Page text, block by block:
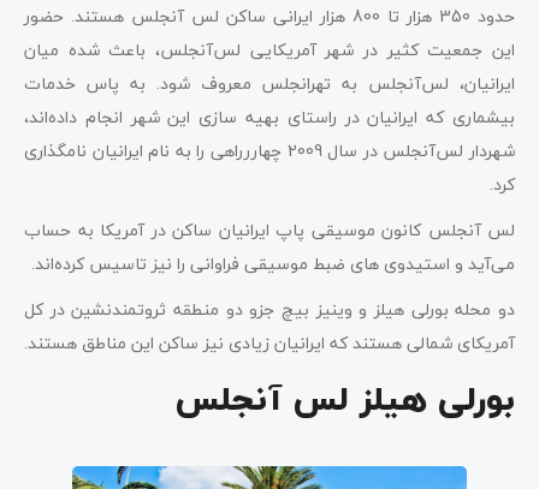
حدود 350 هزار تا 800 هزار ایرانی ساکن لس آنجلس هستند. حضور
این جمعیت کثیر در شهر آمریکایی لس‌آنجلس، باعث شده میان
ایرانیان، لس‌آنجلس به تهرانجلس معروف شود. به پاس خدمات
بیشماری که ایرانیان در راستای بهیه سازی این شهر انجام داده‌اند،
شهردار لس‌آنجلس در سال 2009 چهاررراهی را به نام ایرانیان نامگذاری
کرد.
لس آنجلس کانون موسیقی پاپ ایرانیان ساکن در آمریکا به حساب
می‌آید و استیدوی های ضبط موسیقی فراوانی را نیز تاسیس کرده‌اند.
دو محله بورلی هیلز و وینیز بیچ جزو دو منطقه ثروتمندنشین در کل
آمریکای شمالی هستند که ایرانیان زیادی نیز ساکن این مناطق هستند.
بورلی هیلز لس آنجلس